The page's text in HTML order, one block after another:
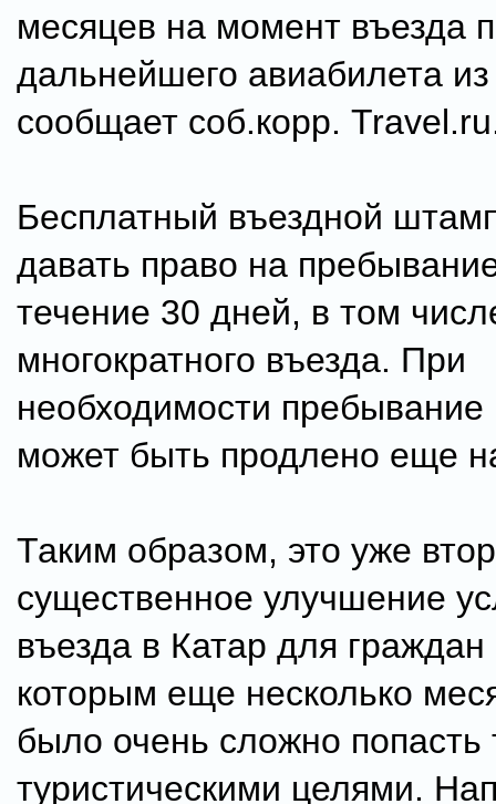
месяцев на момент въезда
дальнейшего авиабилета
сообщает соб.корр.
Бесплатный въездной
давать право на
течение 30 дней, в том
многократного въезда. При
необходимости пребывание
может быть продлено еще
Таким образом, это уже
существенное улучшение
въезда в Катар для
которым еще несколько
было очень сложно попасть
туристическими целями.